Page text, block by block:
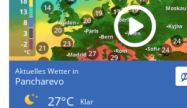
Aktuelles Wetter in
Pancharevo
27°C
Klar